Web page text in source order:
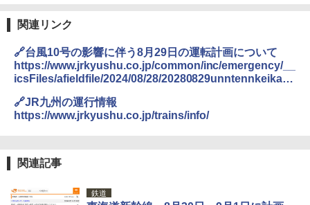
関連リンク
🔗台風10号の影響に伴う8月29日の運転計画について
https://www.jrkyushu.co.jp/common/inc/emergency/__
icsFiles/afieldfile/2024/08/28/20280829unntennkeikaku
🔗JR九州の運行情報
https://www.jrkyushu.co.jp/trains/info/
関連記事
鉄道